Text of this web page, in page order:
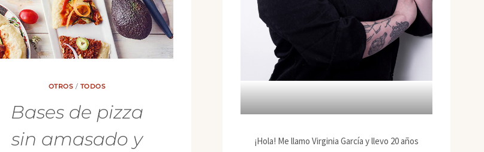
OTROS / TODOS
Bases de pizza
sin amasado y
¡Hola! Me llamo Virginia García y llevo 20 años